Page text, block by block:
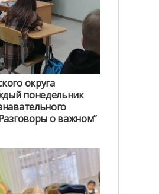
округа
понедельник
о важном”